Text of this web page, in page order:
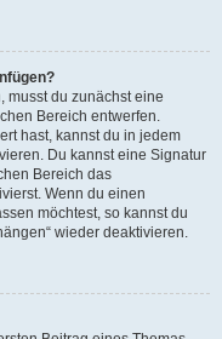
musst du zunächst eine
Bereich entwerfen.
hast, kannst du in jedem
Du kannst eine Signatur
Bereich das
Wenn du einen
möchtest, so kannst du
wieder deaktivieren.